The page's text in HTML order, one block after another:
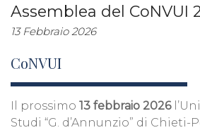
Assemblea del CoNVUI
13 Febbraio 2026
CoNVUI
Il prossimo 13 febbraio 2026
Studi “G. d’Annunzio” di Chieti-